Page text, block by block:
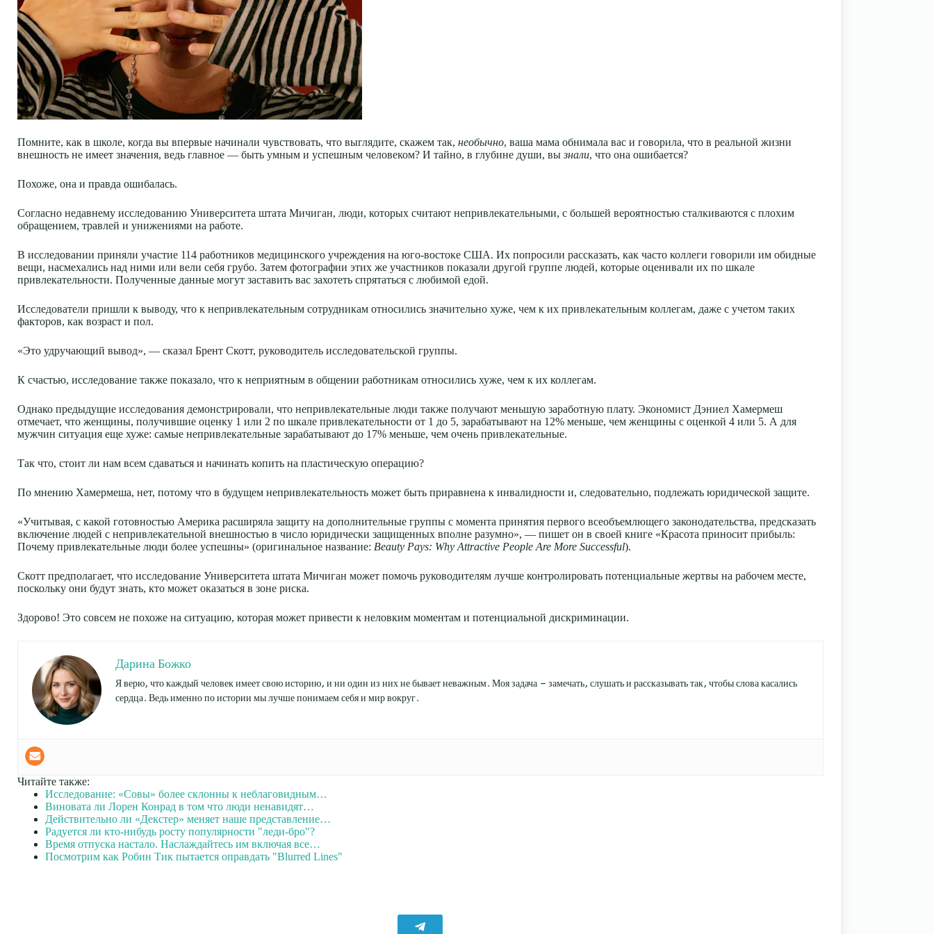
Помните, как в школе, когда вы впервые начинали чувствовать, что выглядите, скажем так, необычно, ваша мама обнимала вас и говорила, что в реальной жизни
внешность не имеет значения, ведь главное — быть умным и успешным человеком? И тайно, в глубине души, вы знали, что она ошибается?
Похоже, она и правда ошибалась.
Согласно недавнему исследованию Университета штата Мичиган, люди, которых считают непривлекательными, с большей вероятностью сталкиваются с плохим
обращением, травлей и унижениями на работе.
В исследовании приняли участие 114 работников медицинского учреждения на юго-востоке США. Их попросили рассказать, как часто коллеги говорили им обидные
вещи, насмехались над ними или вели себя грубо. Затем фотографии этих же участников показали другой группе людей, которые оценивали их по шкале
привлекательности. Полученные данные могут заставить вас захотеть спрятаться с любимой едой.
Исследователи пришли к выводу, что к непривлекательным сотрудникам относились значительно хуже, чем к их привлекательным коллегам, даже с учетом таких
факторов, как возраст и пол.
«Это удручающий вывод», — сказал Брент Скотт, руководитель исследовательской группы.
К счастью, исследование также показало, что к неприятным в общении работникам относились хуже, чем к их коллегам.
Однако предыдущие исследования демонстрировали, что непривлекательные люди также получают меньшую заработную плату. Экономист Дэниел Хамермеш
отмечает, что женщины, получившие оценку 1 или 2 по шкале привлекательности от 1 до 5, зарабатывают на 12% меньше, чем женщины с оценкой 4 или 5. А для
мужчин ситуация еще хуже: самые непривлекательные зарабатывают до 17% меньше, чем очень привлекательные.
Так что, стоит ли нам всем сдаваться и начинать копить на пластическую операцию?
По мнению Хамермеша, нет, потому что в будущем непривлекательность может быть приравнена к инвалидности и, следовательно, подлежать юридической защите.
«Учитывая, с какой готовностью Америка расширяла защиту на дополнительные группы с момента принятия первого всеобъемлющего законодательства, предсказать
включение людей с непривлекательной внешностью в число юридически защищенных вполне разумно», — пишет он в своей книге «Красота приносит прибыль:
Почему привлекательные люди более успешны» (оригинальное название: Beauty Pays: Why Attractive People Are More Successful).
Скотт предполагает, что исследование Университета штата Мичиган может помочь руководителям лучше контролировать потенциальные жертвы на рабочем месте,
поскольку они будут знать, кто может оказаться в зоне риска.
Здорово! Это совсем не похоже на ситуацию, которая может привести к неловким моментам и потенциальной дискриминации.
Дарина Божко
Я верю, что каждый человек имеет свою историю, и ни один из них не бывает неважным. Моя задача — замечать, слушать и рассказывать так, чтобы слова касались
сердца. Ведь именно по истории мы лучше понимаем себя и мир вокруг.
Читайте также:
Исследование: «Совы» более склонны к неблаговидным…
Виновата ли Лорен Конрад в том что люди ненавидят…
Действительно ли «Декстер» меняет наше представление…
Радуется ли кто-нибудь росту популярности "леди-бро"?
Время отпуска настало. Наслаждайтесь им включая все…
Посмотрим как Робин Тик пытается оправдать "Blurred Lines"